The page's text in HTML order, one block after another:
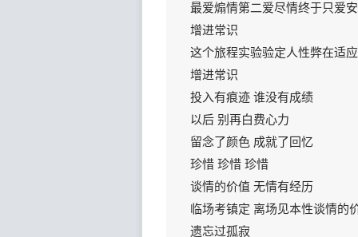
最爱煽情第二爱尽情终于只爱
增进常识
这个旅程实验验定人性弊在适应
增进常识
投入有痕迹 谁没有成绩
以后 别再白费心力
留念了颜色 成就了回忆
珍惜 珍惜 珍惜
谈情的价值 无情有经历
临场考镇定 离场见本性谈情的
遗忘过孤寂